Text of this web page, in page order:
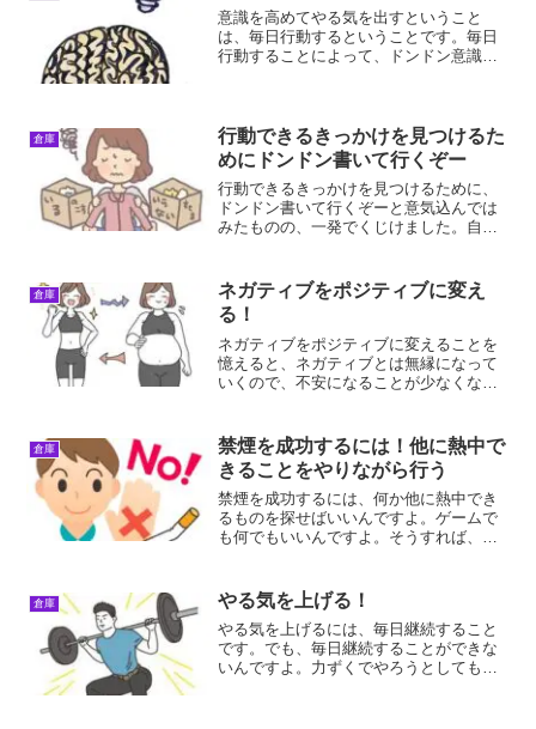
意識を高めてやる気を出すということ
は、毎日行動するということです。毎日
行動することによって、ドンドン意識が
気を出すには、毎日行動を継...
倉庫
行動できるきっかけを見つけるた
めにドンドン書いて行くぞー
行動できるきっかけを見つけるために、
ドンドン書いて行くぞーと意気込んでは
みたものの、一発でくじけました。自分
っかけ！行動できるきっかけ用のカテゴ
リーを作りました。その理...
倉庫
ネガティブをポジティブに変え
る！
ネガティブをポジティブに変えることを
憶えると、ネガティブとは無縁になって
いくので、不安になることが少なくなる
ブに変える！ネガティブをポジティブに
変える！その理由は、不安...
倉庫
禁煙を成功するには！他に熱中で
きることをやりながら行う
禁煙を成功するには、何か他に熱中でき
るものを探せばいいんですよ。ゲームで
も何でもいいんですよ。そうすれば、そ
成功するには1週間で、タバコを吸わなく
なることができました。...
倉庫 やる気を上げる！
やる気を上げるには、毎日継続すること
です。でも、毎日継続することができな
いんですよ。力ずくでやろうとしても、